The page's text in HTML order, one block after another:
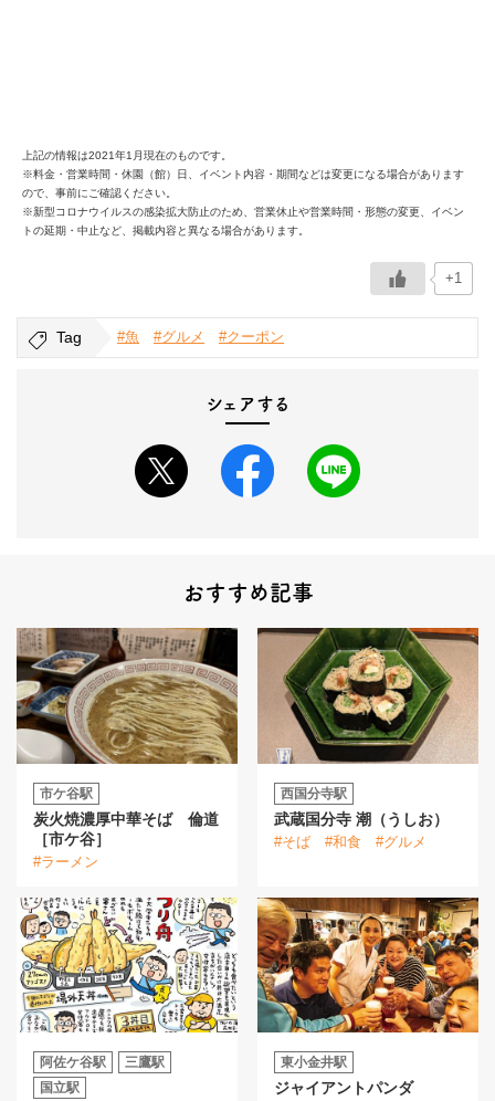
上記の情報は2021年1月現在のものです。
※料金・営業時間・休園（館）日、イベント内容・期間などは変更になる場合があります
ので、事前にご確認ください。
※新型コロナウイルスの感染拡大防止のため、営業休止や営業時間・形態の変更、イベン
トの延期・中止など、掲載内容と異なる場合があります。
+1
Tag #魚 #グルメ #クーポン
シェアする
おすすめ記事
市ケ谷駅
炭火焼濃厚中華そば 倫道
［市ケ谷］
#ラーメン
西国分寺駅
武蔵国分寺 潮（うしお）
#そば #和食 #グルメ
阿佐ケ谷駅
三鷹駅
国立駅
東小金井駅
ジャイアントパンダ